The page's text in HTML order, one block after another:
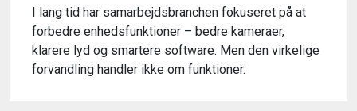
I lang tid har samarbejdsbranchen fokuseret på at
forbedre enhedsfunktioner – bedre kameraer,
klarere lyd og smartere software. Men den virkelige
forvandling handler ikke om funktioner.